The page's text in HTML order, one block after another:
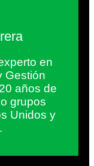
en
Gestión
años de
grupos
Unidos y